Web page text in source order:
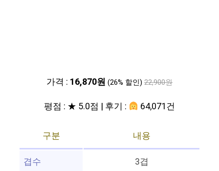
가격 : 16,870원 (26% 할인) 22,900원
평점 : ★ 5.0점 | 후기 : 64,071건
구분
내용
겹수
3겹